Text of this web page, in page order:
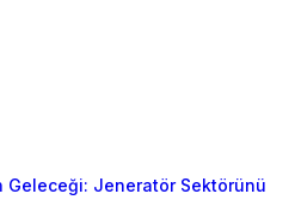
Geleceği: Jeneratör Sektörünü